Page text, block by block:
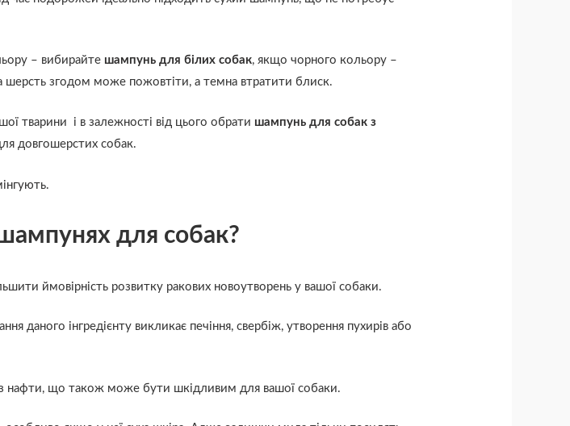
– вибирайте шампунь для білих собак, якщо чорного кольору –
шерсть згодом може пожовтіти, а темна втратити блиск.
тварини і в залежності від цього обрати шампунь для собак з
довгошерстих собак.
.
шампунях для собак?
ймовірність розвитку ракових новоутворень у вашої собаки.
даного інгредієнту викликає печіння, свербіж, утворення пухирів або
з нафти, що також може бути шкідливим для вашої собаки.